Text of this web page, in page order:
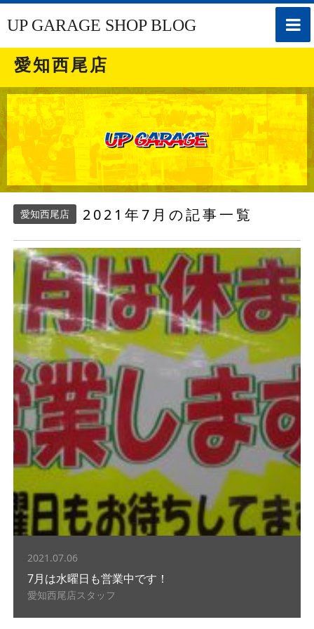
toggle
UP GARAGE SHOP BLOG
愛知西尾店
愛知西尾店 2021年7月の記事一覧
2021.07.06
7月は水曜日も営業中です！
愛知西尾店スタッフ